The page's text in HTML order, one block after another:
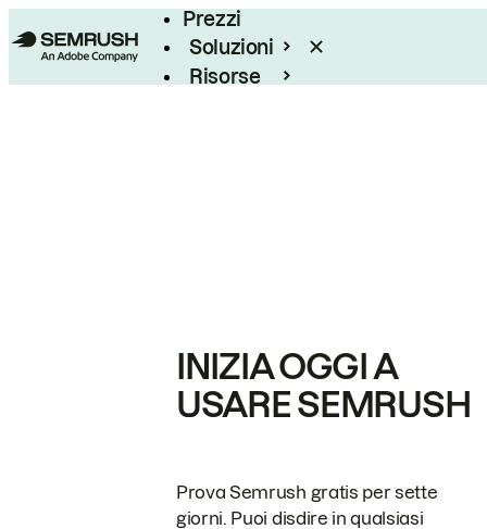
Prezzi
Soluzioni
Risorse
INIZIA OGGI A
USARE SEMRUSH
Prova Semrush gratis per sette
giorni. Puoi disdire in qualsiasi